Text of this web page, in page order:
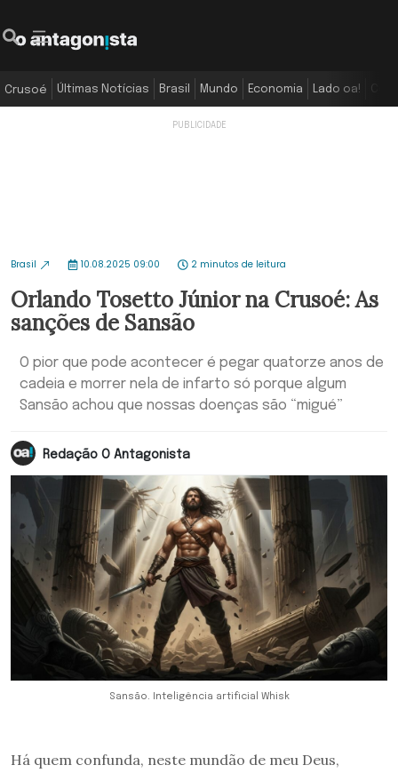
Crusoé Últimas Notícias Brasil Mundo Economia Lado oa!
Brasil 10.08.2025 09:00 2 minutos de leitura
Orlando Tosetto Júnior na Crusoé: As
sanções de Sansão
O pior que pode acontecer é pegar quatorze anos de
cadeia e morrer nela de infarto só porque algum
Sansão achou que nossas doenças são “migué”
Redação O Antagonista
Sansão. Inteligência artificial Whisk
Há quem confunda, neste mundão de meu Deus,